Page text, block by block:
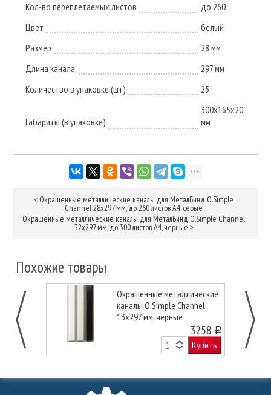
Кол-во переплетаемых листов
до 260
Цвет
белый
Размер
28 мм
Длина канала
297 мм
Количество в упаковке (шт)
25
Габариты (в упаковке)
300х165х20
мм
< Окрашенные металлические каналы для МеталБинд O.Simple
Channel 28х297 мм, до 260 листов А4, серые
Окрашенные металлические каналы для МеталБинд O.Simple Channel
32х297 мм, до 300 листов А4, черные >
Похожие товары
Окрашенные металлические
каналы O.Simple Channel
13х297 мм, черные
3258 o
Купить